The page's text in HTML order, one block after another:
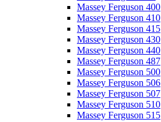
Massey Ferguson 400
Massey Ferguson 410
Massey Ferguson 415
Massey Ferguson 430
Massey Ferguson 440
Massey Ferguson 487
Massey Ferguson 500
Massey Ferguson 506
Massey Ferguson 507
Massey Ferguson 510
Massey Ferguson 515